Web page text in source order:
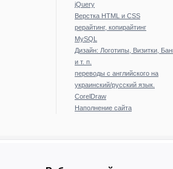
jQuery
Верстка HTML и CSS
рерайтинг, копирайтинг
MySQL
Дизайн: Логотипы, Визитки,
и т. п.
переводы с английского на
украинский/русский язык.
CorelDraw
Наполнение сайта